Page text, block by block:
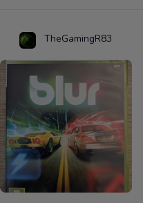
TheGamingR83